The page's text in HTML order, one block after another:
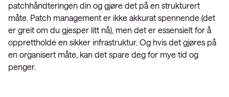
patchhåndteringen din og gjøre det på en strukturert
måte. Patch management er ikke akkurat spennende (det
er greit om du gjesper litt nå), men det er essensielt for å
opprettholde en sikker infrastruktur. Og hvis det gjøres på
en organisert måte, kan det spare deg for mye tid og
penger.